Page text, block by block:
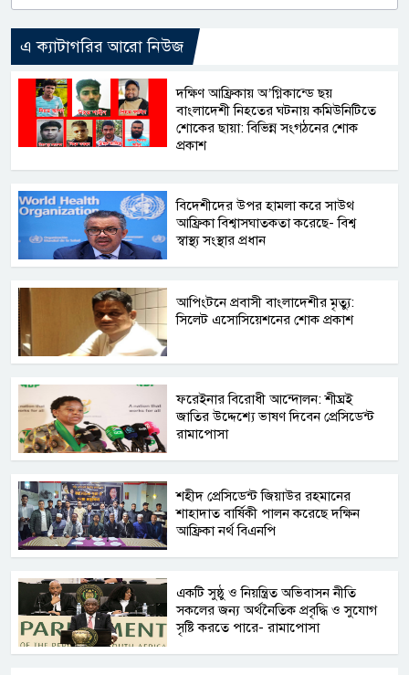
এ ক্যাটাগরির আরো নিউজ
দক্ষিণ আফ্রিকায় অ’গ্নিকান্ডে ছয়
বাংলাদেশী নিহতের ঘটনায় কমিউনিটিতে
শোকের ছায়া: বিভিন্ন সংগঠনের শোক
প্রকাশ
বিদেশীদের উপর হামলা করে সাউথ
আফ্রিকা বিশ্বাসঘাতকতা করেছে- বিশ্ব
স্বাস্থ্য সংস্থার প্রধান
আপিংটনে প্রবাসী বাংলাদেশীর মৃত্যু:
সিলেট এসোসিয়েশনের শোক প্রকাশ
ফরেইনার বিরোধী আন্দোলন: শীঘ্রই
জাতির উদ্দেশ্যে ভাষণ দিবেন প্রেসিডেন্ট
রামাপোসা
শহীদ প্রেসিডেন্ট জিয়াউর রহমানের
শাহাদাত বার্ষিকী পালন করেছে দক্ষিন
আফ্রিকা নর্থ বিএনপি
একটি সুষ্ঠু ও নিয়ন্ত্রিত অভিবাসন নীতি
সকলের জন্য অর্থনৈতিক প্রবৃদ্ধি ও সুযোগ
সৃষ্টি করতে পারে- রামাপোসা